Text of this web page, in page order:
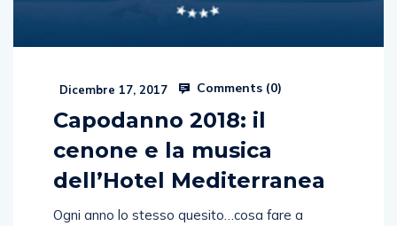
Dicembre 17, 2017 Comments (0)
Capodanno 2018: il
cenone e la musica
dell’Hotel Mediterranea
Ogni anno lo stesso quesito…cosa fare a